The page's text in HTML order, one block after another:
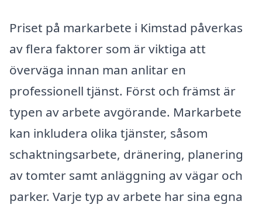
Priset på markarbete i Kimstad påverkas
av flera faktorer som är viktiga att
överväga innan man anlitar en
professionell tjänst. Först och främst är
typen av arbete avgörande. Markarbete
kan inkludera olika tjänster, såsom
schaktningsarbete, dränering, planering
av tomter samt anläggning av vägar och
parker. Varje typ av arbete har sina egna